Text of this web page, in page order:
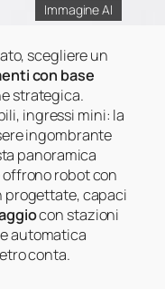
Immagine AI
scegliere un
con base
strategica.
ingressi mini: la
ingombrante
panoramica
robot con
progettate, capaci
con stazioni
automatica
conta.